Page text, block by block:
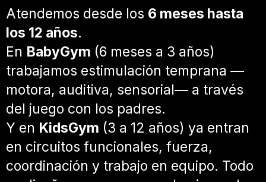
Atendemos desde los 6 meses hasta
los 12 años.
En BabyGym (6 meses a 3 años)
trabajamos estimulación temprana —
motora, auditiva, sensorial— a través
del juego con los padres.
Y en KidsGym (3 a 12 años) ya entran
en circuitos funcionales, fuerza,
coordinación y trabajo en equipo. Todo